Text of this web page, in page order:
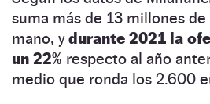
suma más de 13 millones
mano, ydurante 2021 la
un 22% respecto al año
medio que ronda los 2.600